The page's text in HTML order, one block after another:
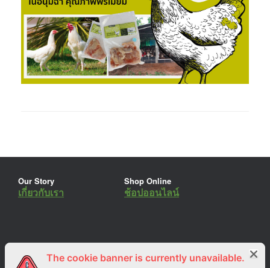
Our Story
เกี่ยวกับเรา
Shop Online
ช้อปออนไลน์
ร่วมงานกับเรา Lemon Farm Cafe
The cookie banner is currently unavailable.